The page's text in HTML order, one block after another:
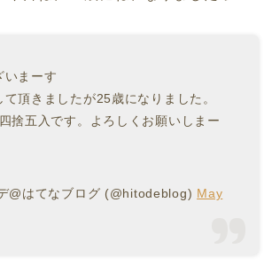
いまーす
頂きましたが25歳になりました。
捨五入です。よろしくお願いしまー
はてなブログ (@hitodeblog) May